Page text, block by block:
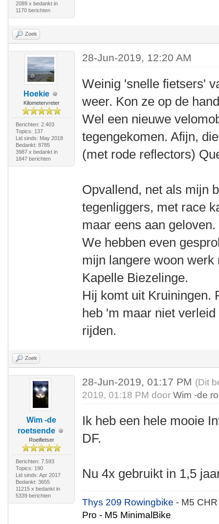
2089 x bedankt in
1170 berichten
Zoek
Hoekie
Kilometervreter
Berichten: 2.403
Topics: 137
Lid sinds: May 2018
Bedankt: 8785
3987 x bedankt in
1847 berichten
28-Jun-2019, 12:20 AM
Weinig 'snelle fietsers'
weer. Kon ze op de
Wel een nieuwe
tegengekomen. Afijn,
(met rode reflectors)
Opvallend, net als mijn
tegenliggers, met race
maar eens aan geloven.
We hebben even
mijn langere woon
Kapelle Biezelinge.
Hij komt uit Kruiningen.
heb 'm maar niet
rijden.
Zoek
Wim -de
roetsende
Roeifietser
Berichten: 7.593
Topics: 190
Lid sinds: Apr 2017
Bedankt: 3655
11215 x bedankt in
5339 berichten
28-Jun-2019, 01:17 PM (Dit
2019, 01:18 PM doorWim -de
Ik heb een hele mooie
DF.
Nu 4x gebruikt in 1,5
Thys 209 Rowingbike- M5
Pro - M5 MinimalBike